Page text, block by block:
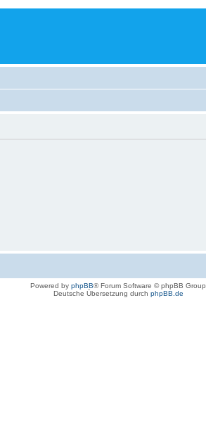
Powered by phpBB® Forum Software © phpBB Group
Deutsche Übersetzung durch phpBB.de